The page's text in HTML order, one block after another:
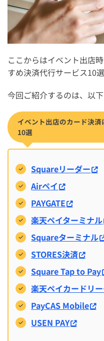
ここからはイベント出店
すめ決済代行サービス10
今回ご紹介するのは、以
イベント出店のカード決
10選
Squareリーダー
Airペイ
PAYGATE
楽天ペイターミナル
Squareターミナル
STORES決済
Square Tap to Pay
楽天ペイカードリ
PayCAS Mobile
USEN PAY